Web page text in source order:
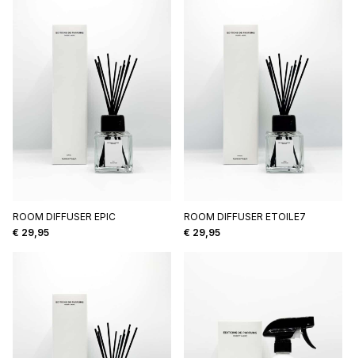
ROOM DIFFUSER EPIC
€ 29,95
ROOM DIFFUSER ETOILE7
€ 29,95